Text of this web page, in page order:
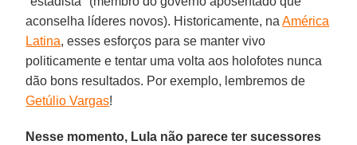
aconselha líderes novos). Historicamente, naAmérica
Latina, esses esforços para se manter vivo
politicamente e tentar uma volta aos holofotes nunca
dão bons resultados. Por exemplo, lembremos de
Getúlio Vargas!
Nesse momento, Lula não parece ter sucessores